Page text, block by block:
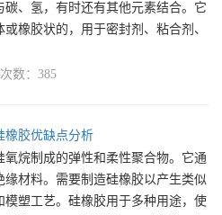
、氢，有时还有其他元素结合。它
橡胶状的，用于密封剂、粘合剂、
数：385
橡胶优缺点分析
烷制成的弹性和柔性聚合物。它通
材料。需要制造硅橡胶以产生类似
塑工艺。硅橡胶用于多种用途，使